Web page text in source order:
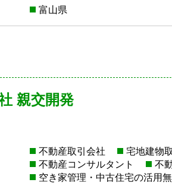
富山県
親交開発
不動産取引会社
宅地建物
不動産コンサルタント
不
空き家管理・中古住宅の活用